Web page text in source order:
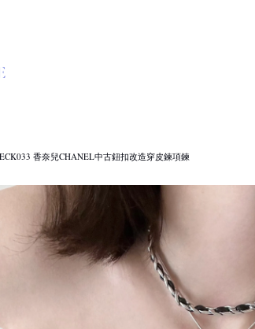
香奈兒CHANEL中古鈕扣改造穿皮鍊項鍊